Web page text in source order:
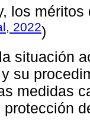
los méritos
2022)
situación
su
medidas